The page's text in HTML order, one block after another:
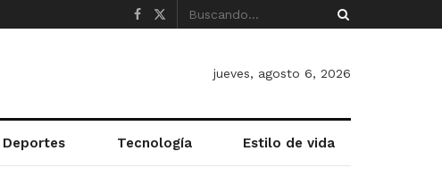
jueves, agosto 6, 2026
Deportes Tecnología Estilo de vida